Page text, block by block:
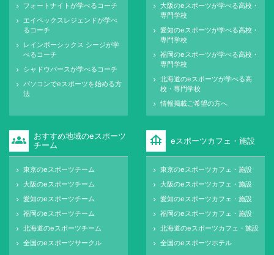
keyboard_arrow_right フォートナイトが学べるコーチ
keyboard_arrow_right
エイペックスレジェンドが学べ
るコーチ
keyboard_arrow_right
レインボーシックス シージが学
べるコーチ
keyboard_arrow_right シャドウバースが学べるコーチ
keyboard_arrow_right
パソコンでeスポーツを始める方
法
keyboard_arrow_right
大阪のeスポーツが学べる高校・
専門学校
keyboard_arrow_right
愛知のeスポーツが学べる高校・
専門学校
keyboard_arrow_right
福岡のeスポーツが学べる高校・
専門学校
keyboard_arrow_right
北海道のeスポーツが学べる高
校・専門学校
keyboard_arrow_right 情報掲載ご希望の方へ
groups
おすすめ地域のeスポーツ
チーム
keyboard_arrow_right 東京のeスポーツチーム
keyboard_arrow_right 大阪のeスポーツチーム
keyboard_arrow_right 愛知のeスポーツチーム
keyboard_arrow_right 福岡のeスポーツチーム
keyboard_arrow_right 北海道のeスポーツチーム
keyboard_arrow_right 全国のeスポーツサークル
foundation eスポーツカフェ・施設
keyboard_arrow_right 東京のeスポーツカフェ・施設
keyboard_arrow_right 大阪のeスポーツカフェ・施設
keyboard_arrow_right 愛知のeスポーツカフェ・施設
keyboard_arrow_right 福岡のeスポーツカフェ・施設
keyboard_arrow_right 北海道のeスポーツカフェ・施設
keyboard_arrow_right 全国のeスポーツホテル